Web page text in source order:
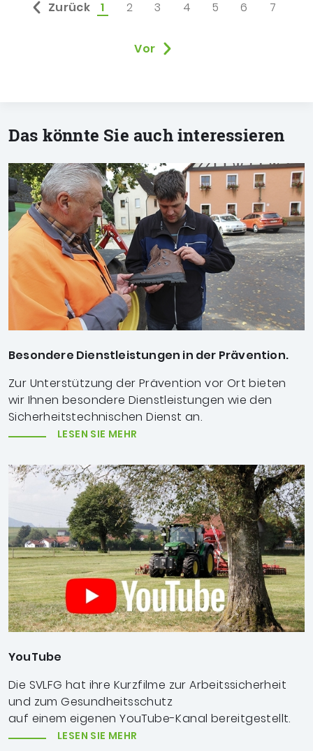
Zurück ausgewählt:
1 2 3 4 5 6 7
Vor
Das könnte Sie auch interessieren
Besondere Dienstleistungen in der Prävention.
Zur Unterstützung der Prävention vor Ort bieten
wir Ihnen besondere Dienstleistungen wie den
Sicherheitstechnischen Dienst an.
LESEN SIE MEHR
YouTube
Die SVLFG hat ihre Kurzfilme zur Arbeitssicherheit
und zum Gesundheitsschutz
auf einem eigenen YouTube-Kanal bereitgestellt.
LESEN SIE MEHR